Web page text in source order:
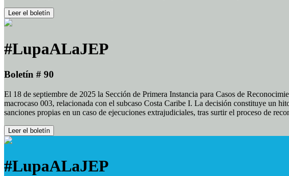
Leer el boletín
#LupaALaJEP
Boletín # 90
El 18 de septiembre de 2025 la Sección de Primera Instancia para Casos de
macrocaso 003, relacionada con el subcaso Costa Caribe I. La decisión constituye un
sanciones propias en un caso de ejecuciones extrajudiciales, tras surtir el proceso de
Leer el boletín
#LupaALaJEP